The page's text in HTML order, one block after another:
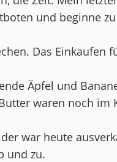
und beginne
Das Einkaufen
Äpfel und
waren noch im
war heute
und zu.